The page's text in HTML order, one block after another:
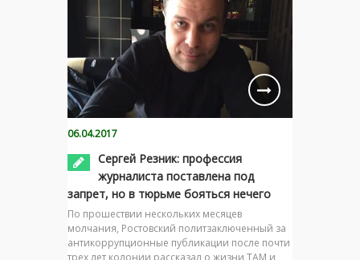
06.04.2017
Сергей Резник: профессия
журналиста поставлена под
запрет, но в тюрьме бояться нечего
По прошествии нескольких месяцев
молчания, Ростовский политзаключенный за
антикоррупционные публикации после почти